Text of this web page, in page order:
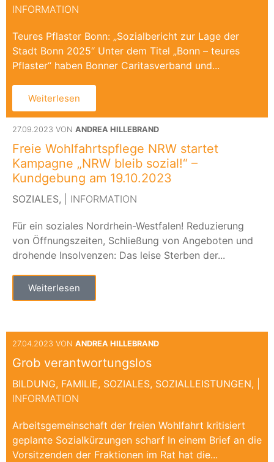
INFORMATION
Teures Pflaster Bonn: „Sozialbericht zur Lage der
Stadt Bonn 2025“ Unter dem Titel „Bonn – teures
Pflaster“ haben Bonner Caritasverband und...
Weiterlesen
27.09.2023 VON ANDREA HILLEBRAND
Freie Wohlfahrtspflege NRW startet
Kampagne „NRW bleib sozial!“ –
Kundgebung am 19.10.2023
SOZIALES, | INFORMATION
Für ein soziales Nordrhein-Westfalen! Reduzierung
von Öffnungszeiten, Schließung von Angeboten und
drohende Insolvenzen: Das leise Sterben der...
Weiterlesen
27.04.2023 VON ANDREA HILLEBRAND
Grob verantwortungslos
BILDUNG, FAMILIE, SOZIALES, SOZIALLEISTUNGEN,
INFORMATION
Arbeitsgemeinschaft der freien Wohlfahrt kritisiert
geplante Sozialkürzungen scharf In einem Brief an die
Vorsitzenden der Fraktionen im Rat hat die...